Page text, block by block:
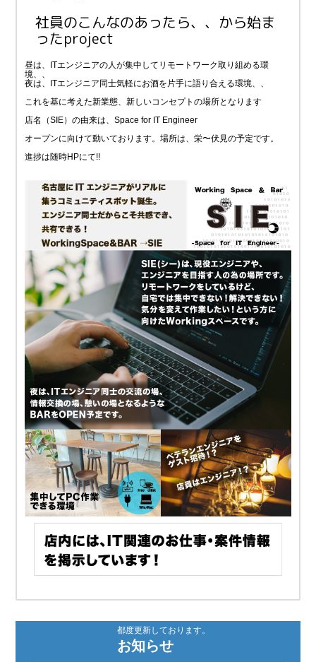
社員のこんなのあったら、、から始ま
ったproject
昼は、ITエンジニアの人が集中してリモートワーク取り組める環
境、、
夜は、ITエンジニア同士気軽にお酒を片手に語り合える環境、、
これを基に考えた新業態、新しいコンセプトの場所となります
店名（SIE）の由来は、Space for IT Engineer
オープンに向けて動いております。場所は、栄〜伏見の予定です。
進捗は随時HPにて!!
都度更新しております。
お知らせ